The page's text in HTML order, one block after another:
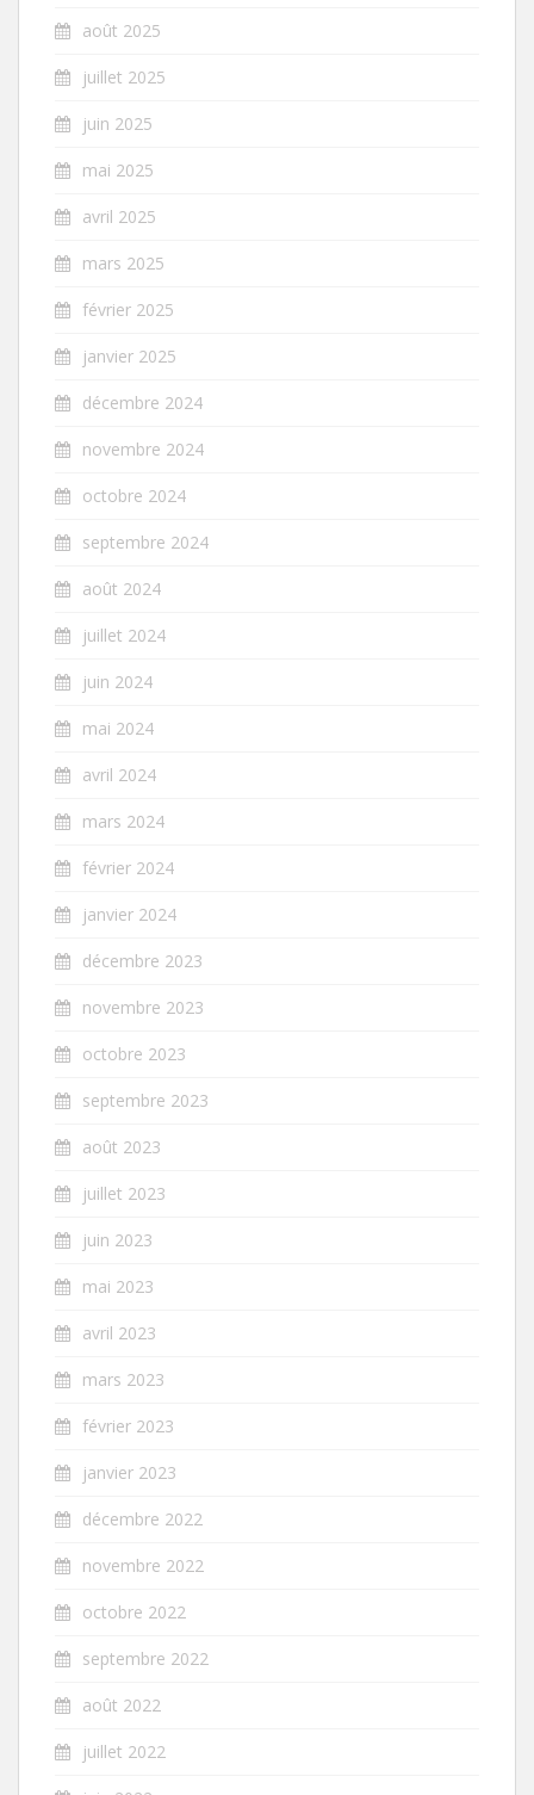
août 2025
juillet 2025
juin 2025
mai 2025
avril 2025
mars 2025
février 2025
janvier 2025
décembre 2024
novembre 2024
octobre 2024
septembre 2024
août 2024
juillet 2024
juin 2024
mai 2024
avril 2024
mars 2024
février 2024
janvier 2024
décembre 2023
novembre 2023
octobre 2023
septembre 2023
août 2023
juillet 2023
juin 2023
mai 2023
avril 2023
mars 2023
février 2023
janvier 2023
décembre 2022
novembre 2022
octobre 2022
septembre 2022
août 2022
juillet 2022